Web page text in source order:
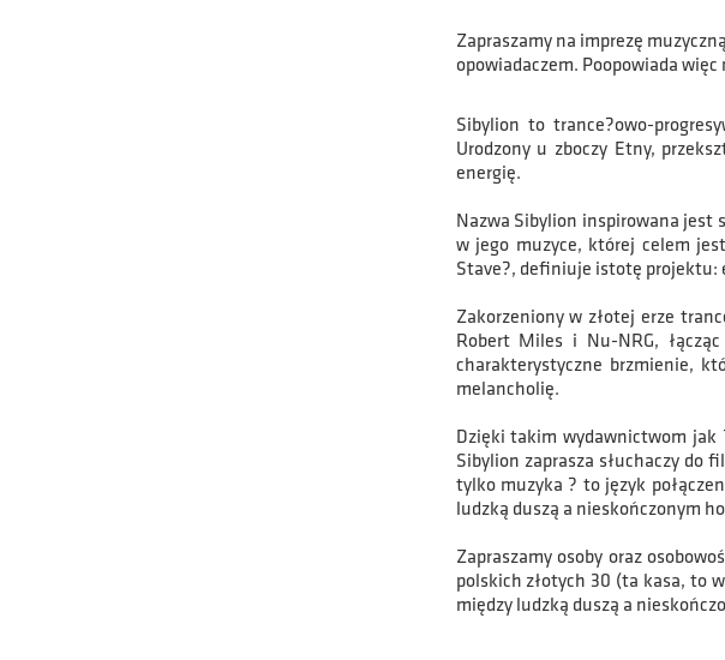
Zapraszamy na imprezę
opowiadaczem. Poopowiada więc
Sibylion to trance?owo-
Urodzony u zboczy Etny,
energię.
Nazwa Sibylion inspirowana jest
w jego muzyce, której celem
Stave?, definiuje istotę projektu:
Zakorzeniony w złotej erze
Robert Miles i Nu-NRG,
charakterystyczne brzmienie,
melancholię.
Dzięki takim wydawnictwom jak
Sibylion zaprasza słuchaczy do
tylko muzyka ? to język
ludzką duszą a nieskończonym
Zapraszamy osoby oraz
polskich złotych 30 (ta kasa, to
między ludzką duszą a